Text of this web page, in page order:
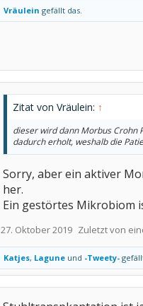
Vräulein gefällt das.
Zitat von Vräulein: ↑
dieser wird dann Morbus Crohn
dadurch erholt, weshalb die
Sorry, aber ein aktiver
her.
Ein gestörtes Mikrobiom
27. Oktober 2019 Zuletzt von
Katjes, Lagune und -Tweety-